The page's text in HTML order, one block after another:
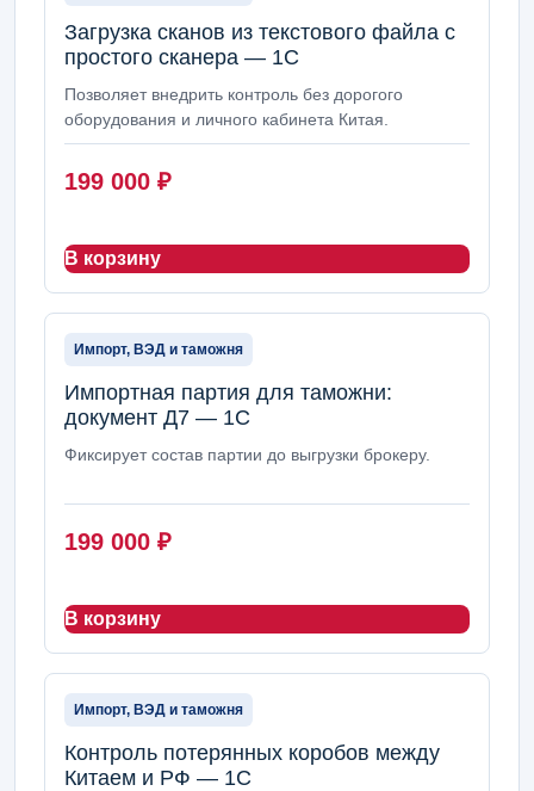
Загрузка сканов из текстового файла с
простого сканера — 1С
Позволяет внедрить контроль без дорогого
оборудования и личного кабинета Китая.
199 000 ₽
В корзину
Импорт, ВЭД и таможня
Импортная партия для таможни:
документ Д7 — 1С
Фиксирует состав партии до выгрузки брокеру.
199 000 ₽
В корзину
Импорт, ВЭД и таможня
Контроль потерянных коробов между
Китаем и РФ — 1С